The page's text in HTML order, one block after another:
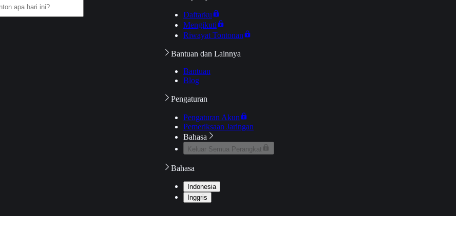
Daftarku
Mengikuti
Riwayat Tontonan
Bantuan dan Lainnya
Bantuan
Blog
Pengaturan
Pengaturan Akun
Pemeriksaan Jaringan
Bahasa
Keluar Semua Perangkat
Bahasa
Indonesia
Inggris